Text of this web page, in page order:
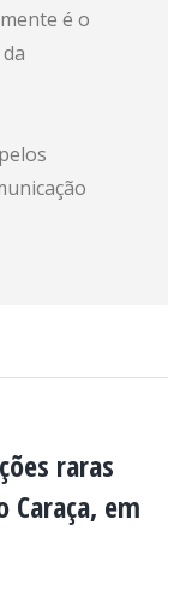
é o
raras
em